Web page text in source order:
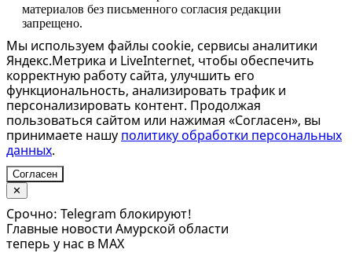
материалов без письменного согласия редакции
запрещено.
Мы используем файлы cookie, сервисы аналитики
Яндекс.Метрика и LiveInternet, чтобы обеспечить
корректную работу сайта, улучшить его
функциональность, анализировать трафик и
персонализировать контент. Продолжая
пользоваться сайтом или нажимая «Согласен», вы
принимаете нашу политику обработки персональных
данных.
Согласен
✕
Срочно: Telegram блокируют!
Главные новости Амурской области
теперь у нас в MAX